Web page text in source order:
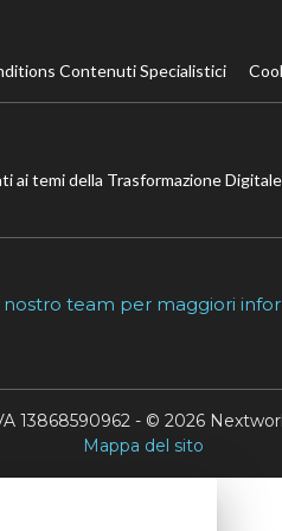
Contenuti Specialistici
temi della Trasformazione
team per maggiori
13868590962 - © 2026
Mappa del sito